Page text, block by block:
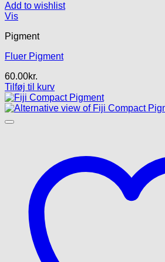
Add to wishlist
Vis
Pigment
Fluer Pigment
60.00kr.
Tilføj til kurv